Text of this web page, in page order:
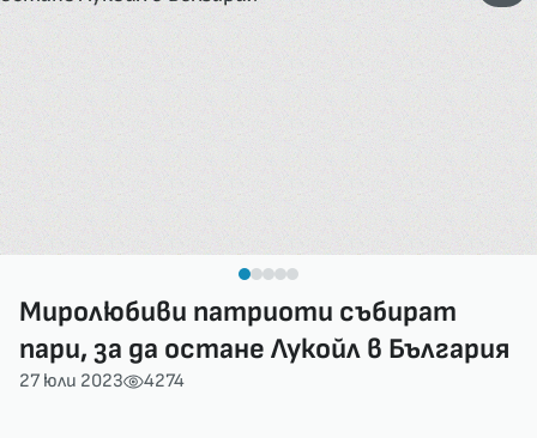
Миролюбиви патриоти събират
пари, за да остане Лукойл в България
27 юли 2023 4274